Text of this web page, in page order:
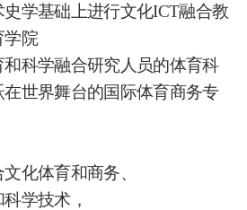
学基础上进行文化ICT融合教
学院
和科学融合研究人员的体育科
世界舞台的国际体育商务专
化体育和商务、
学技术，